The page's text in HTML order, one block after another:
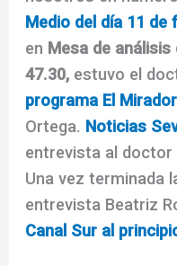
Medio del día 11
en Mesa de
47.30, estuvo el
programa El Mirador
Ortega. Noticias
entrevista al doctor
Una vez terminada
entrevista Beatriz
Canal Sur al